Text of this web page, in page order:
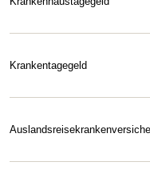
Jetzt konfigurieren
Ein
jeden Tag im
Jetzt konfigurieren
Krankentagegeld